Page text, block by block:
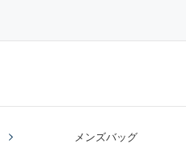
メンズバッグ